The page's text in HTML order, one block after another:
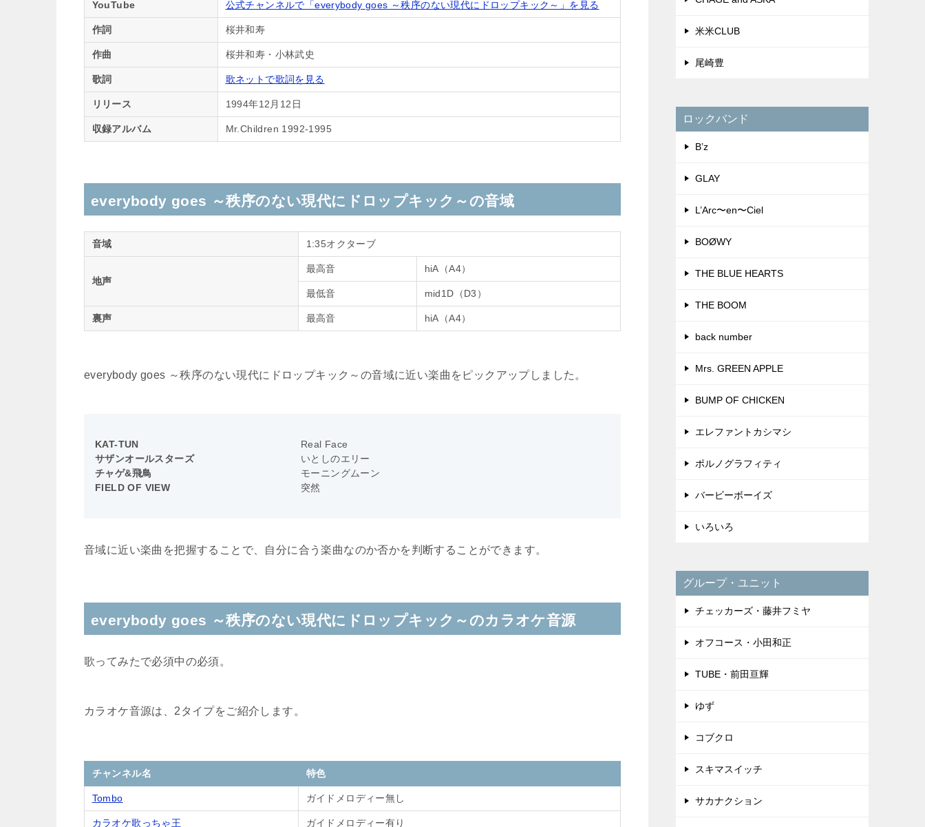
YouTube 公式チャンネルで「everybody goes ～秩序のない現代にドロップキック～」を見る
作詞 桜井和寿
作曲 桜井和寿・小林武史
歌詞 歌ネットで歌詞を見る
リリース 1994年12月12日
収録アルバム Mr.Children 1992-1995
everybody goes ～秩序のない現代にドロップキック～の音域
音域 1:35オクターブ
地声
最高音 hiA（A4）
最低音 mid1D（D3）
裏声 最高音 hiA（A4）
everybody goes ～秩序のない現代にドロップキック～の音域に近い楽曲をピックアップしました。
KAT-TUN
Real Face
サザンオールスターズ
いとしのエリー
チャゲ&飛鳥
モーニングムーン
FIELD OF VIEW
突然
音域に近い楽曲を把握することで、自分に合う楽曲なのか否かを判断することができます。
everybody goes ～秩序のない現代にドロップキック～のカラオケ音源
歌ってみたで必須中の必須。
カラオケ音源は、2タイプをご紹介します。
チャンネル名 特色
Tombo ガイドメロディー無し
カラオケ歌っちゃ王 ガイドメロディー有り
米米CLUB
尾崎豊
ロックバンド
B’z
GLAY
L’Arc〜en〜Ciel
BOØWY
THE BLUE HEARTS
THE BOOM
back number
Mrs. GREEN APPLE
BUMP OF CHICKEN
エレファントカシマシ
ポルノグラフィティ
バービーボーイズ
いろいろ
グループ・ユニット
チェッカーズ・藤井フミヤ
オフコース・小田和正
TUBE・前田亘輝
ゆず
コブクロ
スキマスイッチ
サカナクション